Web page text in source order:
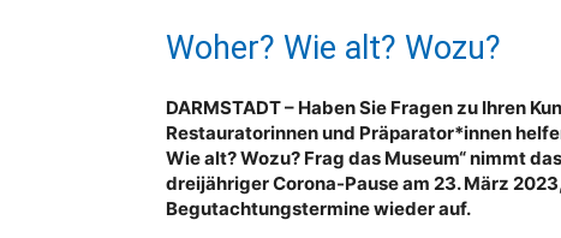
Woher? Wie alt? Wozu?
DARMSTADT – Haben Sie Fragen zu Ihren
Restauratorinnen und Präparator*innen
Wie alt? Wozu? Frag das Museum“ nimmt
dreijähriger Corona-Pause am 23. März
Begutachtungstermine wieder auf.